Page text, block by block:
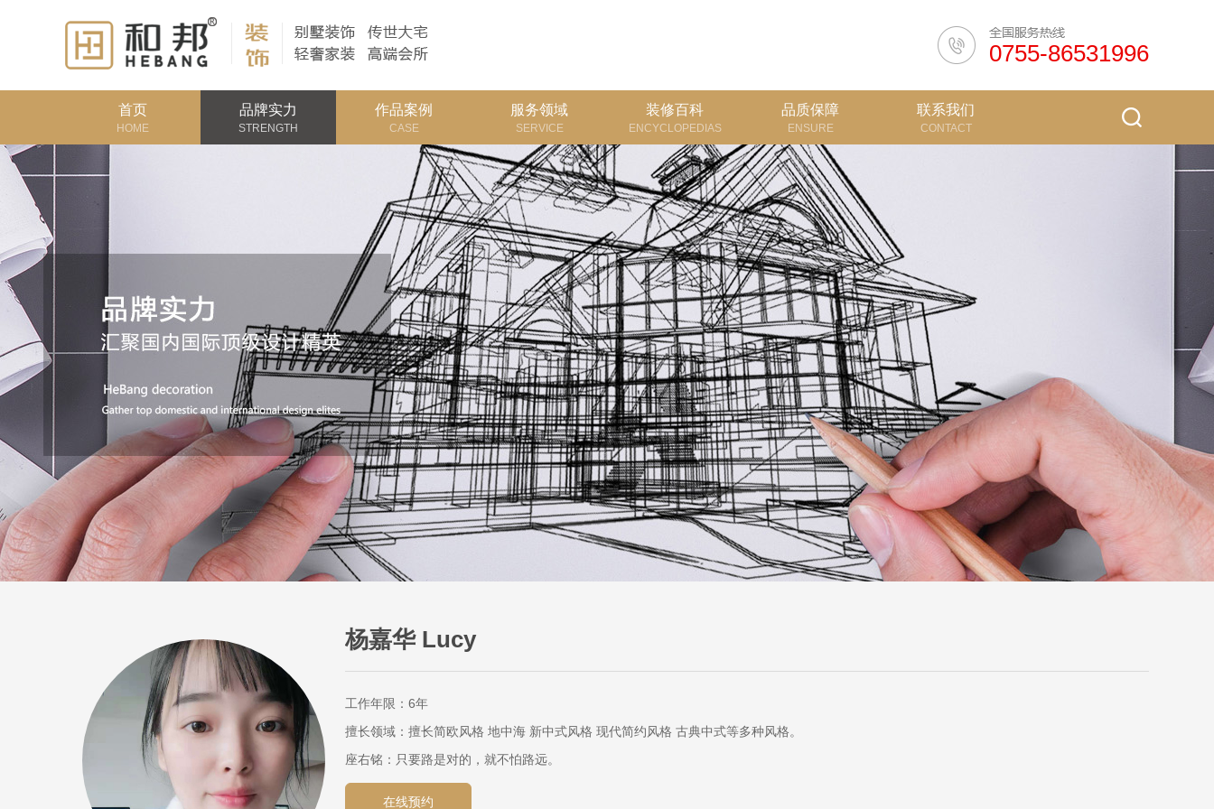
0755-86531996
首页
HOME
品牌实力
STRENGTH
作品案例
CASE
服务领域
SERVICE
装修百科
ENCYCLOPEDIAS
品质保障
ENSURE
联系我们
CONTACT
杨嘉华 Lucy
工作年限：6年
擅长领域：擅长简欧风格 地中海 新中式风格 现代简约风格 古典中式等多种风格。
座右铭：只要路是对的，就不怕路远。
在线预约